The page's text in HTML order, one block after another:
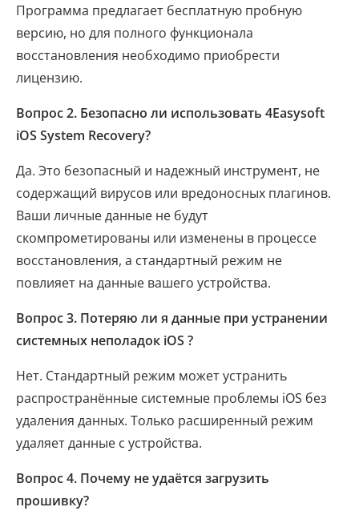
Программа предлагает бесплатную пробную
версию, но для полного функционала
восстановления необходимо приобрести
лицензию.
Вопрос 2. Безопасно ли использовать 4Easysoft
iOS System Recovery?
Да. Это безопасный и надежный инструмент, не
содержащий вирусов или вредоносных плагинов.
Ваши личные данные не будут
скомпрометированы или изменены в процессе
восстановления, а стандартный режим не
повлияет на данные вашего устройства.
Вопрос 3. Потеряю ли я данные при устранении
системных неполадок iOS ?
Нет. Стандартный режим может устранить
распространённые системные проблемы iOS без
удаления данных. Только расширенный режим
удаляет данные с устройства.
Вопрос 4. Почему не удаётся загрузить
прошивку?